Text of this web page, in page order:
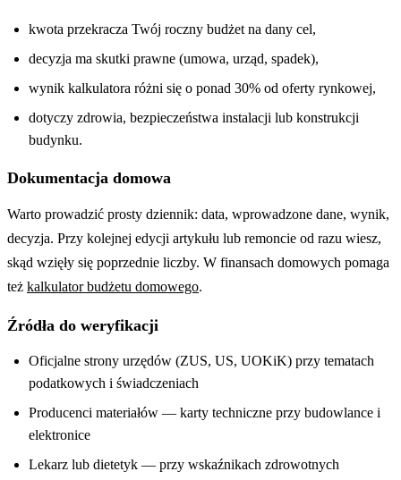
kwota przekracza Twój roczny budżet na dany cel,
decyzja ma skutki prawne (umowa, urząd, spadek),
wynik kalkulatora różni się o ponad 30% od oferty rynkowej,
dotyczy zdrowia, bezpieczeństwa instalacji lub konstrukcji
budynku.
Dokumentacja domowa
Warto prowadzić prosty dziennik: data, wprowadzone dane, wynik,
decyzja. Przy kolejnej edycji artykułu lub remoncie od razu wiesz,
skąd wzięły się poprzednie liczby. W finansach domowych pomaga
też kalkulator budżetu domowego.
Źródła do weryfikacji
Oficjalne strony urzędów (ZUS, US, UOKiK) przy tematach
podatkowych i świadczeniach
Producenci materiałów — karty techniczne przy budowlance i
elektronice
Lekarz lub dietetyk — przy wskaźnikach zdrowotnych